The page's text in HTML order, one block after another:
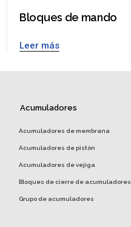
Bloques de mando
Leer más
Acumuladores
Acumuladores de membrana
Acumuladores de pistón
Acumuladores de vejiga
Bloques de cierre de acumuladores
Grupo de acumuladores